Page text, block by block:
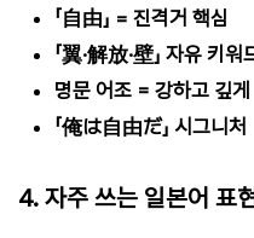
「自由」 = 진격거 핵심
「翼·解放·壁」 자유 키워
명문 어조 = 강하고 깊게
「俺は自由だ」 시그니처
4. 자주 쓰는 일본어 표